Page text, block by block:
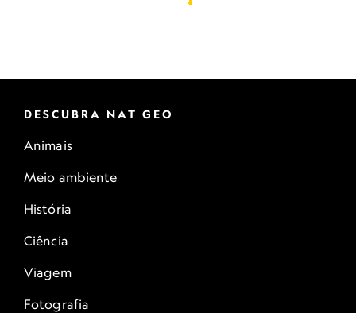
DESCUBRA NAT GEO
Animais
Meio ambiente
História
Ciência
Viagem
Fotografia